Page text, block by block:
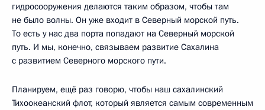
гидросооружения делаются таким образом, чтобы там
не было волны. Он уже входит в Северный морской путь.
То есть у нас два порта попадают на Северный морской
путь. И мы, конечно, связываем развитие Сахалина
с развитием Северного морского пути.
Планируем, ещё раз говорю, чтобы наш сахалинский
Тихоокеанский флот, который является самым современным